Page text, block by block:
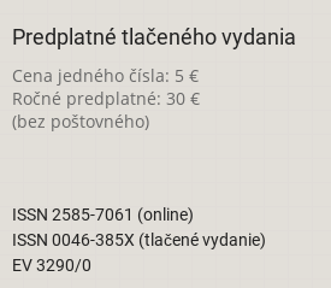
Predplatné tlačeného vydania
Cena jedného čísla: 5 €
Ročné predplatné: 30 €
(bez poštovného)
ISSN 2585-7061 (online)
ISSN 0046-385X (tlačené vydanie)
EV 3290/0